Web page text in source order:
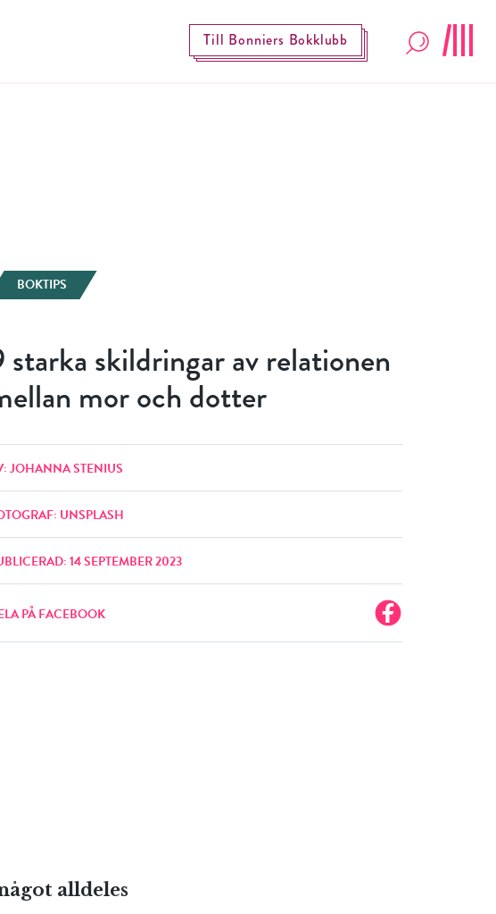
Till Bonniers Bokklubb
BOKTIPS
starka skildringar av relationen
mor och dotter
JOHANNA STENIUS
UNSPLASH
14 SEPTEMBER 2023
PÅ FACEBOOK
alldeles